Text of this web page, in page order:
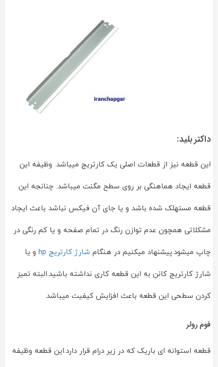
داکتر بلید:
این قطعه نیز از قطعات اصلی یک کارتریج میباشد. وظیفه این
قطعه ایجاد هماهنگی بر روی سطح مگنت میباشد. چنانجه این
قطعه مستهلک شده باشد و یا جای آن فیکس نباشد باعث ایجاد
مشکلاتی همچون عدم توازن رنگ در تمام صفحه و یا کم رنگی در
چاپ میشود.پیشنهاد میکنیم در هنگام شارژ کارتریج hp و یا
شارژ کارتریج کانن به این قطعه کاری نداشته باشید.البته تمیز
کردن سطحی این قطعه باعث افزایش کیفیت میباشد.
فوم رولر
قطعه استوانه ای باریک که در زیر درام قرار دارد.این قطعه وظیفه